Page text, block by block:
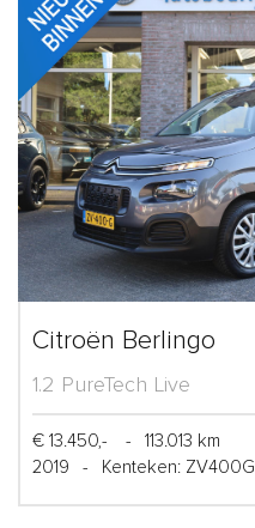
Citroën Berlingo
1.2 PureTech Live
€ 13.450,- -
113.013 km
2019
- Kenteken: ZV400G